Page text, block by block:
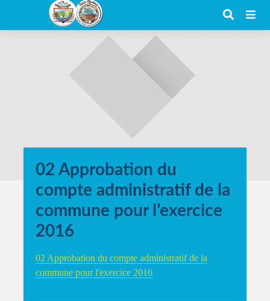
02 Approbation du
compte administratif de la
commune pour l’exercice
2016
02 Approbation du compte administratif de la
commune pour l'exercice 2016